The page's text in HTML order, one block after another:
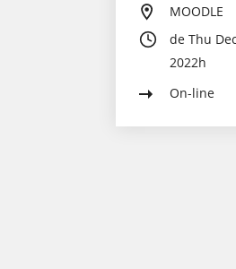
MOODLE
de Thu
2022h
On-line